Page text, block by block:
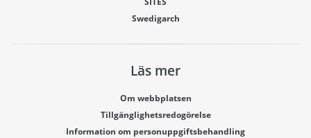
Swedigarch
Läs mer
Om webbplatsen
Tillgänglighetsredogörelse
Information om personuppgiftsbehandling